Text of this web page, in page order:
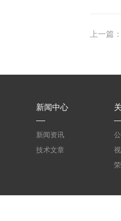
上一篇
新闻中心
新闻资讯
技术文章